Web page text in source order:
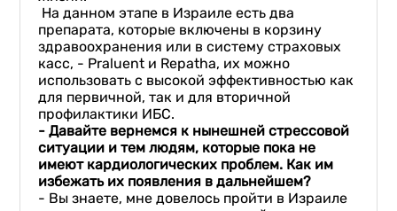
На данном этапе в Израиле есть два
препарата, которые включены в корзину
здравоохранения или в систему страховых
касс, - Praluent и Repatha, их можно
использовать с высокой эффективностью как
для первичной, так и для вторичной
профилактики ИБС.
- Давайте вернемся к нынешней стрессовой
ситуации и тем людям, которые пока не
имеют кардиологических проблем. Как им
избежать их появления в дальнейшем?
- Вы знаете, мне довелось пройти в Израиле